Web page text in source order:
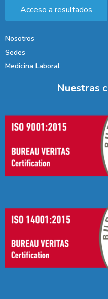
Acceso a resultados
Nosotros
Sedes
Medicina Laboral
Nuestras